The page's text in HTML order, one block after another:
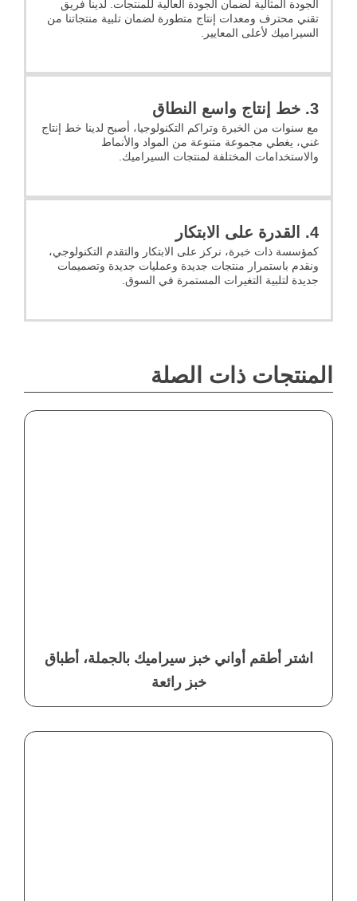
الجودة المثالية لضمان الجودة العالية للمنتجات. لدينا فريق
تقني محترف ومعدات إنتاج متطورة لضمان تلبية منتجاتنا من
السيراميك لأعلى المعايير.
3. خط إنتاج واسع النطاق
مع سنوات من الخبرة وتراكم التكنولوجيا، أصبح لدينا خط إنتاج
غني، يغطي مجموعة متنوعة من المواد والأنماط
والاستخدامات المختلفة لمنتجات السيراميك.
4. القدرة على الابتكار
كمؤسسة ذات خبرة، نركز على الابتكار والتقدم التكنولوجي،
ونقدم باستمرار منتجات جديدة وعمليات جديدة وتصميمات
جديدة لتلبية التغيرات المستمرة في السوق.
المنتجات ذات الصلة
اشتر أطقم أواني خبز سيراميك بالجملة، أطباق
خبز رائعة